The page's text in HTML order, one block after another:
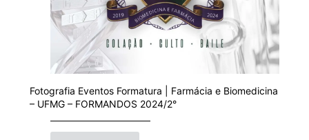
Fotografia Eventos Formatura | Farmácia e Biomedicina
– UFMG – FORMANDOS 2024/2°